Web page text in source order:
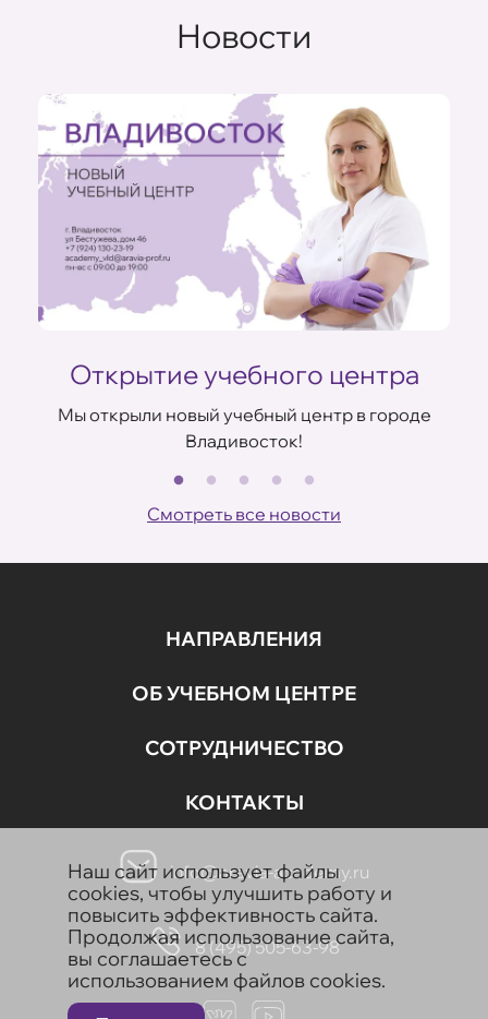
Новости
Открытие учебного центра
Мы открыли новый учебный центр в городе
Владивосток!
Смотреть все новости
НАПРАВЛЕНИЯ
ОБ УЧЕБНОМ ЦЕНТРЕ
СОТРУДНИЧЕСТВО
КОНТАКТЫ
info@aravia-academy.ru
8 (495) 505-63-98
Наш сайт использует файлы
cookies, чтобы улучшить работу и
повысить эффективность сайта.
Продолжая использование сайта,
вы соглашаетесь с
использованием файлов cookies.